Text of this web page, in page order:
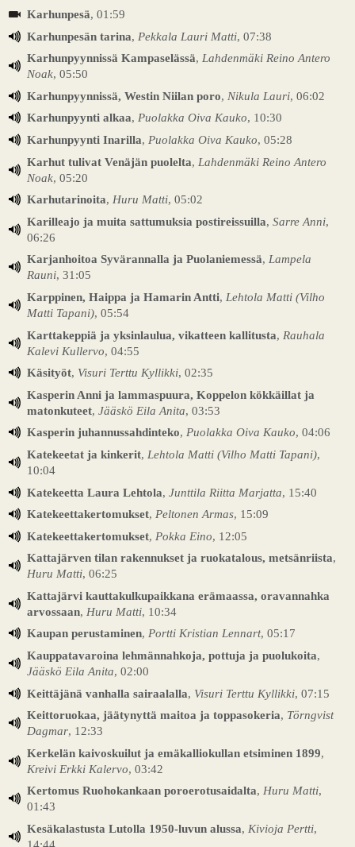
Karhunpesä, 01:59
Karhunpesän tarina, Pekkala Lauri Matti, 07:38
Karhunpyynnissä Kampaselässä, Lahdenmäki Reino Antero
Noak, 05:50
Karhunpyynnissä, Westin Niilan poro, Nikula Lauri, 06:02
Karhunpyynti alkaa, Puolakka Oiva Kauko, 10:30
Karhunpyynti Inarilla, Puolakka Oiva Kauko, 05:28
Karhut tulivat Venäjän puolelta, Lahdenmäki Reino Antero
Noak, 05:20
Karhutarinoita, Huru Matti, 05:02
Karilleajo ja muita sattumuksia postireissuilla, Sarre Anni,
06:26
Karjanhoitoa Syvärannalla ja Puolaniemessä, Lampela
Rauni, 31:05
Karppinen, Haippa ja Hamarin Antti, Lehtola Matti (Vilho
Matti Tapani), 05:54
Karttakeppiä ja yksinlaulua, vikatteen kallitusta, Rauhala
Kalevi Kullervo, 04:55
Käsityöt, Visuri Terttu Kyllikki, 02:35
Kasperin Anni ja lammaspuura, Koppelon kökkäillat ja
matonkuteet, Jääskö Eila Anita, 03:53
Kasperin juhannussahdinteko, Puolakka Oiva Kauko, 04:06
Katekeetat ja kinkerit, Lehtola Matti (Vilho Matti Tapani),
10:04
Katekeetta Laura Lehtola, Junttila Riitta Marjatta, 15:40
Katekeettakertomukset, Peltonen Armas, 15:09
Katekeettakertomukset, Pokka Eino, 12:05
Kattajärven tilan rakennukset ja ruokatalous, metsänriista,
Huru Matti, 06:25
Kattajärvi kauttakulkupaikkana erämaassa, oravannahka
arvossaan, Huru Matti, 10:34
Kaupan perustaminen, Portti Kristian Lennart, 05:17
Kauppatavaroina lehmännahkoja, pottuja ja puolukoita,
Jääskö Eila Anita, 02:00
Keittäjänä vanhalla sairaalalla, Visuri Terttu Kyllikki, 07:15
Keittoruokaa, jäätynyttä maitoa ja toppasokeria, Törngvist
Dagmar, 12:33
Kerkelän kaivoskuilut ja emäkalliokullan etsiminen 1899,
Kreivi Erkki Kalervo, 03:42
Kertomus Ruohokankaan poroerotusaidalta, Huru Matti,
01:43
Kesäkalastusta Lutolla 1950-luvun alussa, Kivioja Pertti,
14:44